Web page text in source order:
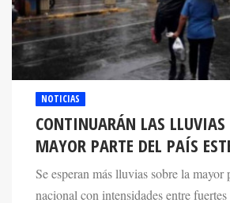
NOTICIAS
CONTINUARÁN LAS LLUVIAS
MAYOR PARTE DEL PAÍS ESTE
Se esperan más lluvias sobre la mayor
nacional con intensidades entre
según el sector.